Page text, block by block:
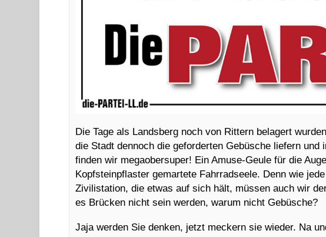
Die Tage als Landsberg noch von Rittern belagert
die Stadt dennoch die geforderten Gebüsche liefern und
finden wir megaobersuper! Ein Amuse-Geule für die
Kopfsteinpflaster gemartete Fahrradseele. Denn wie
Zivilistation, die etwas auf sich hält, müssen auch wir
es Brücken nicht sein werden, warum nicht Gebüsche?
Jaja werden Sie denken, jetzt meckern sie wieder. Na